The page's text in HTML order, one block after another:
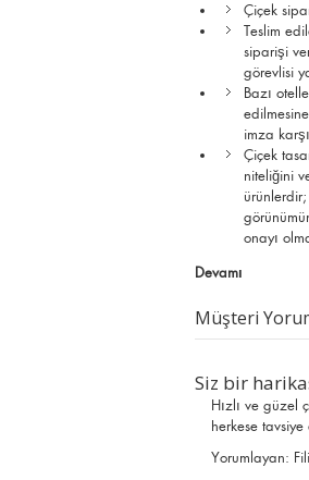
Çiçek
Teslim
siparişi
görevlisi
Bazı
imza
Çiçek
niteliğini
onayı
Devamı
Müşteri
Siz bir
Hızlı ve güzel
herkese
Yorumlayan: